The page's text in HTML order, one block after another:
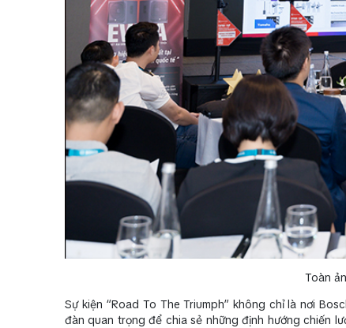
Toàn
Sự kiện “Road To The Triumph” không chỉ là nơi
đàn quan trọng để chia sẻ những định hướng chiến